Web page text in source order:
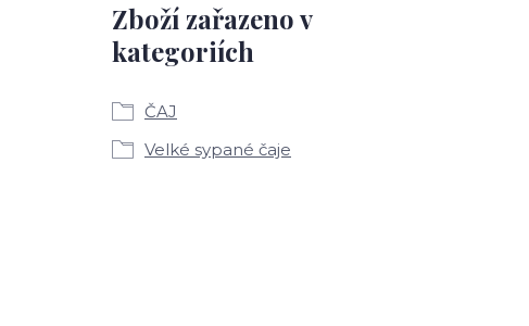
Zboží zařazeno v
kategoriích
ČAJ
Velké sypané čaje